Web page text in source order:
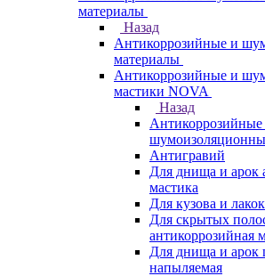
материалы
Назад
Антикоррозийные и
материалы
Антикоррозийные и
мастики NOVA
Назад
Антикоррозийные
Антигравий
Для днища и арок
мастика
Для кузова и
Для скрытых
антикоррозийная
Для днища и арок
напыляемая